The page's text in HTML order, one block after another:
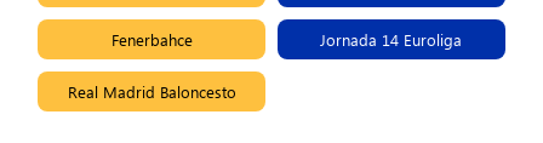
Fenerbahce Jornada 14 Euroliga
Real Madrid Baloncesto